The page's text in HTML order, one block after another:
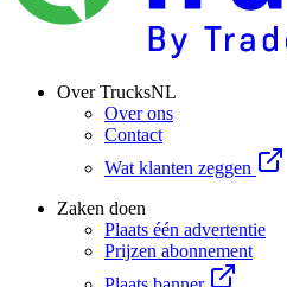
Over TrucksNL
Over ons
Contact
Wat klanten zeggen
Zaken doen
Plaats één advertentie
Prijzen abonnement